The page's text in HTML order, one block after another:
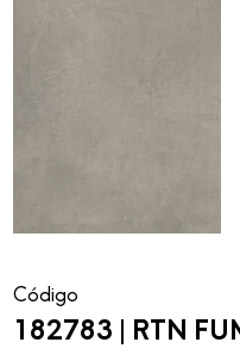
Código
182783 | RTN